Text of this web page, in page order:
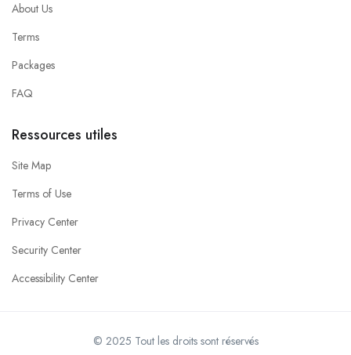
About Us
Terms
Packages
FAQ
Ressources utiles
Site Map
Terms of Use
Privacy Center
Security Center
Accessibility Center
© 2025 Tout les droits sont réservés